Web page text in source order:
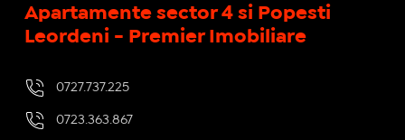
Apartamente sector 4 si Popesti
Leordeni - Premier Imobiliare
0727.737.225
0723.363.867